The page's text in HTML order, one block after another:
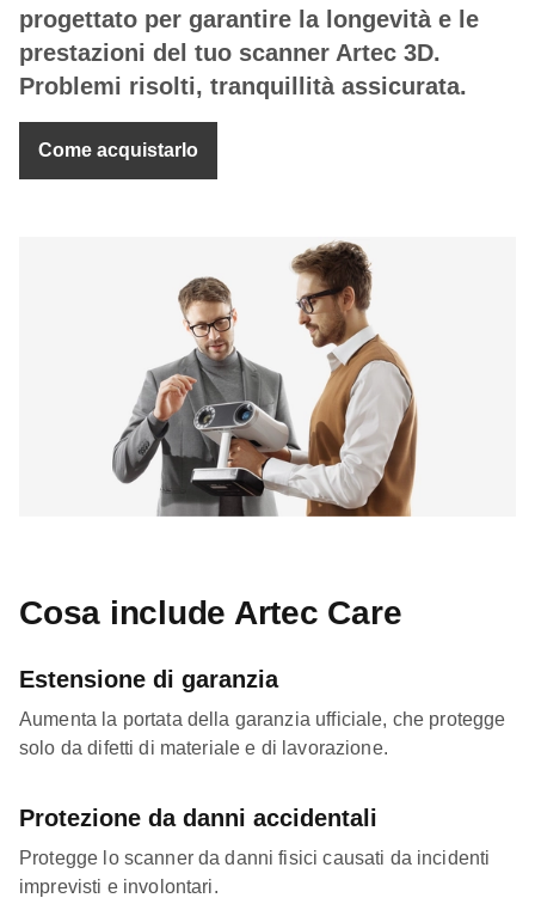
progettato per garantire la longevità e le
prestazioni del tuo scanner Artec 3D.
Problemi risolti, tranquillità assicurata.
Come acquistarlo
Cosa include Artec Care
Estensione di garanzia
Aumenta la portata della garanzia ufficiale, che protegge
solo da difetti di materiale e di lavorazione.
Protezione da danni accidentali
Protegge lo scanner da danni fisici causati da incidenti
imprevisti e involontari.